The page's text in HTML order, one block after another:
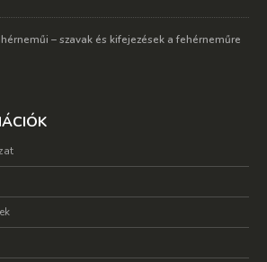
– szavak és kifejezések a fehérneműre